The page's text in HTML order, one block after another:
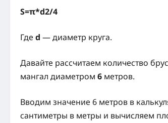
S=π*d2/4
​Где d — диаметр круга.
​​Давайте рассчитаем количество
мангал диаметром 6 метров.
Вводим значение 6 метров в
сантиметры в метры и вычисляем